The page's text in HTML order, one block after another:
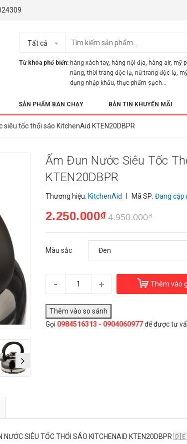
Tất cả
Từ khóa phổ biến: hàng xách tay, hàng nội địa, hàng air, mỹ
năng,thời trang độc lạ, nữ trang độc lạ,
dụng nhập khẩu,thực phẩm sạch...
SẢN PHẨM BÁN CHẠY BẢN TIN KHUYẾN MÃI
siêu tốc thổi sáo KitchenAid KTEN20DBPR
Ấm Đun Nước Siêu Tốc
KTEN20DBPR
Thương hiệu: KitchenAid Mã SP: Đang cập
2.250.000₫4.950.000₫
Màu sắc
- + Thêm vào
Gọi 0984516313 - 0904060977để được tư
SIÊU TỐC THỔI SÁO KITCHENAID KTEN20DBPR 🇩🇪
2.250.000₫
Màu sắc:
Màu sắc